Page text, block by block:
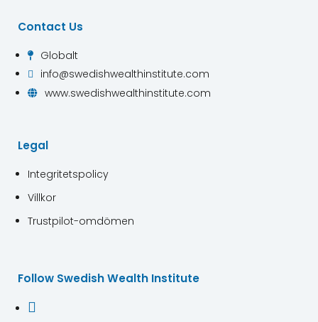
Contact Us
 Globalt
 info@swedishwealthinstitute.com
 www.swedishwealthinstitute.com
Legal
Integritetspolicy
Villkor
Trustpilot-omdömen
Follow Swedish Wealth Institute
